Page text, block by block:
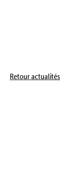
Retour actualités